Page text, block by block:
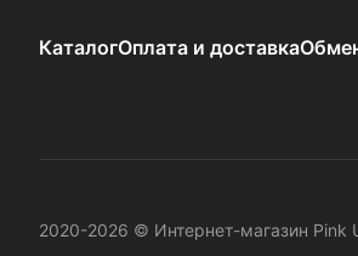
КаталогОплата и доставка
2020-2026 © Интернет-магазин Pink